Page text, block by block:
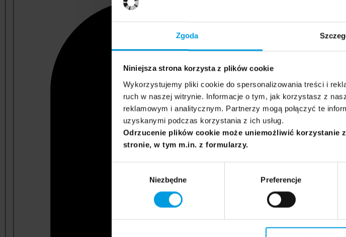
Zgoda
Niniejsza strona korzysta z plików cookie
Wykorzystujemy pliki cookie do spersonalizowania treści i
ruch w naszej witrynie. Informacje o tym, jak korzystasz z
reklamowym i analitycznym. Partnerzy mogą połączyć te
uzyskanymi podczas korzystania z ich usług.
Odrzucenie plików cookie może uniemożliwić
stronie, w tym m.in. z formularzy.
Niezbędne Preferencje